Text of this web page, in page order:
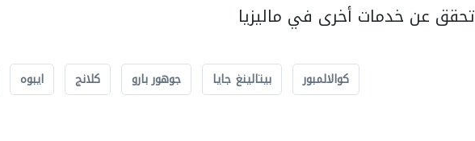
تحقق عن خدمات أخرى في ماليزيا
كوالالمبور بيتالينغ جايا جوهور بارو كلانج ايبوه